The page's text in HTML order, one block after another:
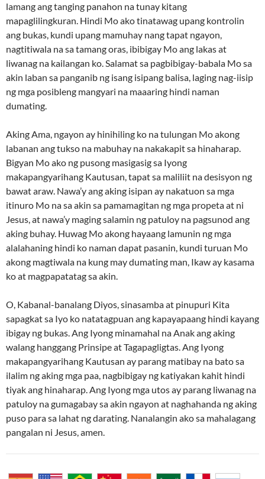
lamang ang tanging panahon na tunay kitang
mapaglilingkuran. Hindi Mo ako tinatawag upang kontrolin
ang bukas, kundi upang mamuhay nang tapat ngayon,
nagtitiwala na sa tamang oras, ibibigay Mo ang lakas at
liwanag na kailangan ko. Salamat sa pagbibigay-babala Mo sa
akin laban sa panganib ng isang isipang balisa, laging nag-iisip
ng mga posibleng mangyari na maaaring hindi naman
dumating.
Aking Ama, ngayon ay hinihiling ko na tulungan Mo akong
labanan ang tukso na mabuhay na nakakapit sa hinaharap.
Bigyan Mo ako ng pusong masigasig sa Iyong
makapangyarihang Kautusan, tapat sa maliliit na desisyon ng
bawat araw. Nawa’y ang aking isipan ay nakatuon sa mga
itinuro Mo na sa akin sa pamamagitan ng mga propeta at ni
Jesus, at nawa’y maging salamin ng patuloy na pagsunod ang
aking buhay. Huwag Mo akong hayaang lamunin ng mga
alalahaning hindi ko naman dapat pasanin, kundi turuan Mo
akong magtiwala na kung may dumating man, Ikaw ay kasama
ko at magpapatatag sa akin.
O, Kabanal-banalang Diyos, sinasamba at pinupuri Kita
sapagkat sa Iyo ko natatagpuan ang kapayapaang hindi kayang
ibigay ng bukas. Ang Iyong minamahal na Anak ang aking
walang hanggang Prinsipe at Tagapagligtas. Ang Iyong
makapangyarihang Kautusan ay parang matibay na bato sa
ilalim ng aking mga paa, nagbibigay ng katiyakan kahit hindi
tiyak ang hinaharap. Ang Iyong mga utos ay parang liwanag na
patuloy na gumagabay sa akin ngayon at naghahanda ng aking
puso para sa lahat ng darating. Nanalangin ako sa mahalagang
pangalan ni Jesus, amen.